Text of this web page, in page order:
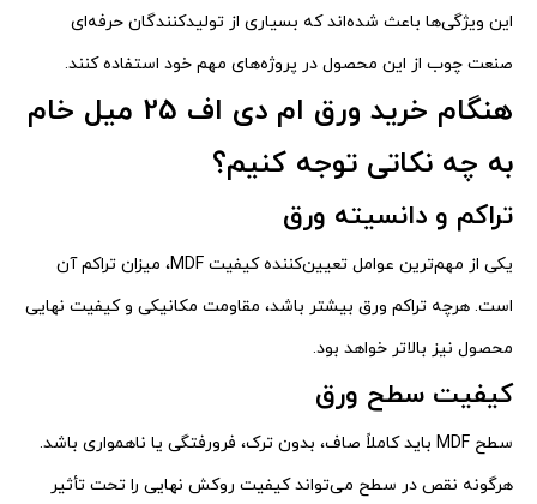
این ویژگی‌ها باعث شده‌اند که بسیاری از تولیدکنندگان حرفه‌ای
صنعت چوب از این محصول در پروژه‌های مهم خود استفاده کنند.
هنگام خرید ورق ام دی اف 25 میل خام
به چه نکاتی توجه کنیم؟
تراکم و دانسیته ورق
یکی از مهم‌ترین عوامل تعیین‌کننده کیفیت MDF، میزان تراکم آن
است. هرچه تراکم ورق بیشتر باشد، مقاومت مکانیکی و کیفیت نهایی
محصول نیز بالاتر خواهد بود.
کیفیت سطح ورق
سطح MDF باید کاملاً صاف، بدون ترک، فرورفتگی یا ناهمواری باشد.
هرگونه نقص در سطح می‌تواند کیفیت روکش نهایی را تحت تأثیر